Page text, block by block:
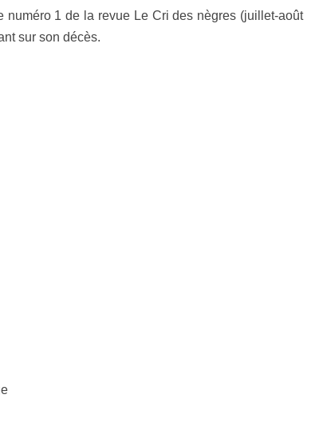
numéro 1 de la revue Le Cri des nègres (juillet-août
sur son décès.